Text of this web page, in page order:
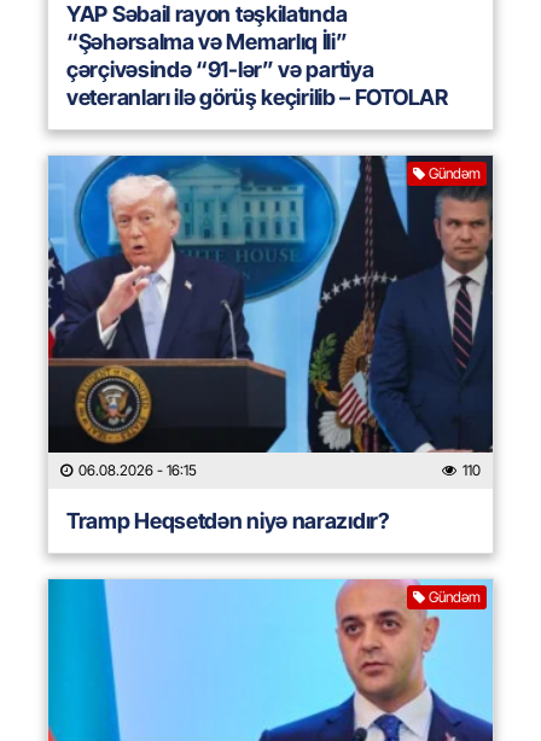
YAP Səbail rayon təşkilatında
“Şəhərsalma və Memarlıq İli”
çərçivəsində “91-lər” və partiya
veteranları ilə görüş keçirilib – FOTOLAR
Gündəm
06.08.2026 - 16:15 110
Tramp Heqsetdən niyə narazıdır?
Gündəm